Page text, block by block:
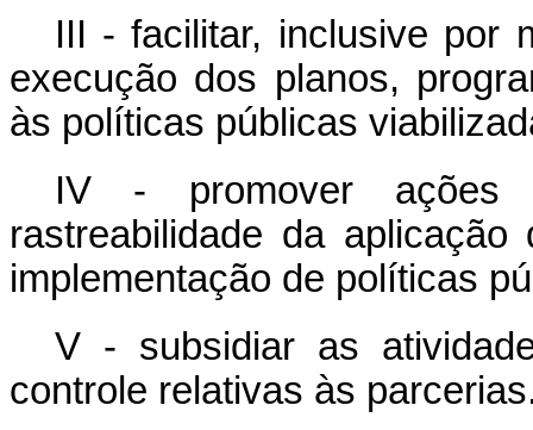
III - facilitar, inclusive por
execução dos planos,
às políticas públicas
IV - promover ações
rastreabilidade da
implementação de políticas
V - subsidiar as
controle relativas às